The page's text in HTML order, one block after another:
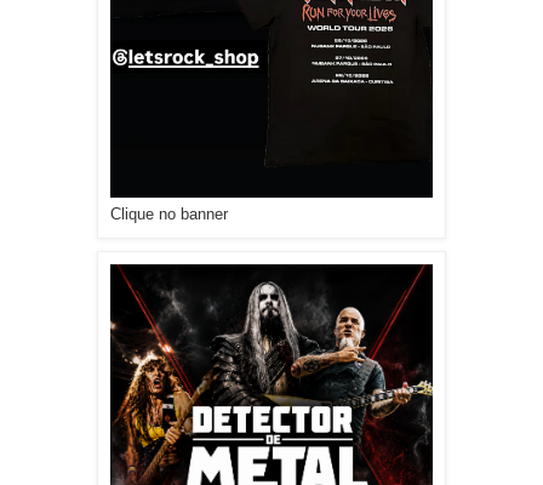
Clique no banner